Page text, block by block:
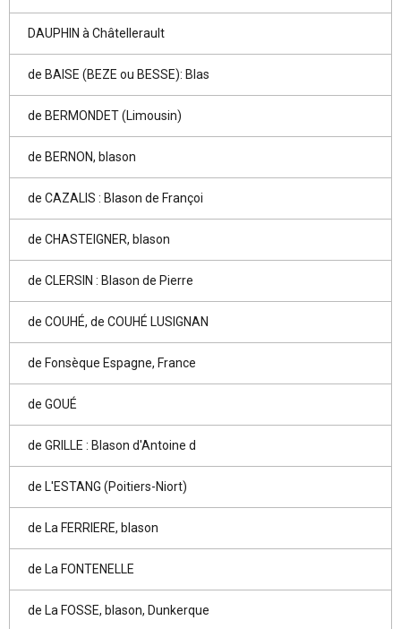
DAUPHIN à Châtellerault
de BAISE (BEZE ou BESSE): Blas
de BERMONDET (Limousin)
de BERNON, blason
de CAZALIS : Blason de Françoi
de CHASTEIGNER, blason
de CLERSIN : Blason de Pierre
de COUHÉ, de COUHÉ LUSIGNAN
de Fonsèque Espagne, France
de GOUÉ
de GRILLE : Blason d'Antoine d
de L'ESTANG (Poitiers-Niort)
de La FERRIERE, blason
de La FONTENELLE
de La FOSSE, blason, Dunkerque